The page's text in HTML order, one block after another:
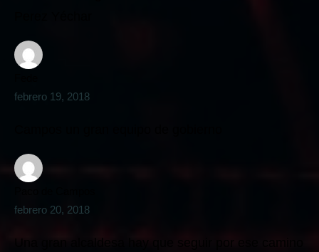
febrero 19, 2018
febrero 20, 2018